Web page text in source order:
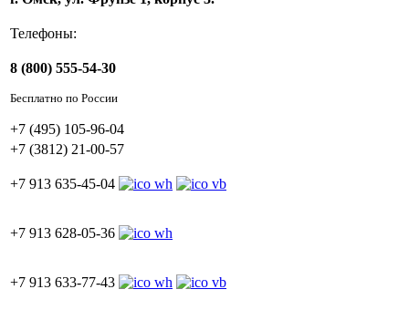
Телефоны:
8 (800) 555-54-30
Бесплатно по России
+7 (495) 105-96-04
+7 (3812) 21-00-57
+7 913 635-45-04
+7 913 628-05-36
+7 913 633-77-43